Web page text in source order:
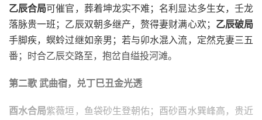
乙辰合局可催官，葬着坤龙实不难；名利显达多生女，壬龙
落脉贵一班；乙辰双朝多继产，赘得妻财满心欢； 乙辰破局
手脚疾，螟蛉过继如亲男；若与卯水混入流，定然克妻三五
番；时合乙辰交路至，抱岔自缢投河滩。
第二歌 武曲宿，兑丁巳丑金光透
酉水合局紫薇垣，鱼袋砂生登朝佑；酉砂酉水巽峰高，贵近